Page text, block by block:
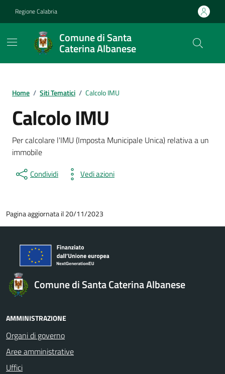
Regione Calabria
Comune di Santa
Caterina Albanese
Home / Siti Tematici / Calcolo IMU
Calcolo IMU
Per calcolare l'IMU (Imposta Municipale Unica) relativa a un
immobile
Condividi Vedi azioni
Pagina aggiornata il 20/11/2023
Comune di Santa Caterina Albanese
AMMINISTRAZIONE
Organi di governo
Aree amministrative
Uffici